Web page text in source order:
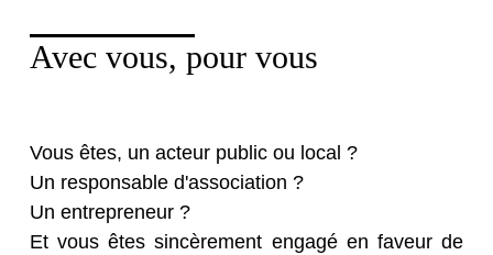
Avec vous, pour vous
Vous êtes, un acteur public ou local ?
Un responsable d'association ?
Un entrepreneur ?
Et vous êtes sincèrement engagé en faveur de